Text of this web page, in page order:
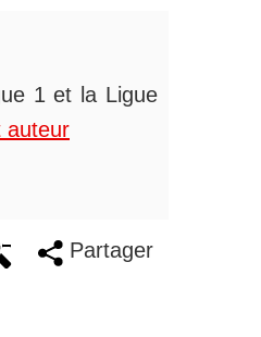
1 et la Ligue
auteur
Partager